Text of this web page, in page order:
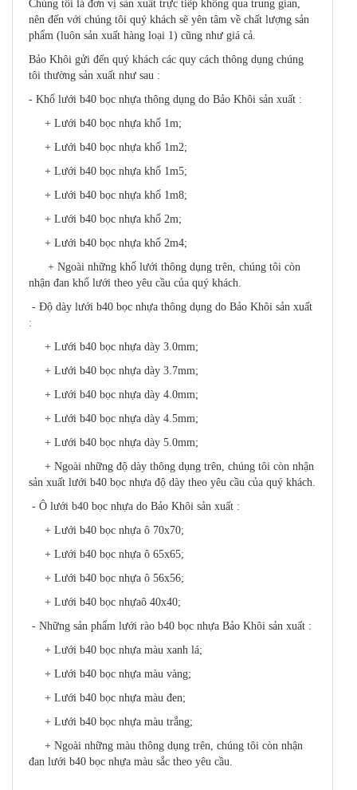
Chúng tôi là đơn vị sản xuất trực tiếp không qua trung gian,
nên đến với chúng tôi quý khách sẽ yên tâm về chất lượng sản
phẩm (luôn sản xuất hàng loại 1) cũng như giá cả.
Bảo Khôi gửi đến quý khách các quy cách thông dụng chúng
tôi thường sản xuất như sau :
- Khổ lưới b40 bọc nhựa thông dụng do Bảo Khôi sản xuất :
+ Lưới b40 bọc nhựa khổ 1m;
+ Lưới b40 bọc nhựa khổ 1m2;
+ Lưới b40 bọc nhựa khổ 1m5;
+ Lưới b40 bọc nhựa khổ 1m8;
+ Lưới b40 bọc nhựa khổ 2m;
+ Lưới b40 bọc nhựa khổ 2m4;
+ Ngoài những khổ lưới thông dụng trên, chúng tôi còn
nhận đan khổ lưới theo yêu cầu của quý khách.
- Độ dày lưới b40 bọc nhựa thông dụng do Bảo Khôi sản xuất
:
+ Lưới b40 bọc nhựa dày 3.0mm;
+ Lưới b40 bọc nhựa dày 3.7mm;
+ Lưới b40 bọc nhựa dày 4.0mm;
+ Lưới b40 bọc nhựa dày 4.5mm;
+ Lưới b40 bọc nhựa dày 5.0mm;
+ Ngoài những độ dày thông dụng trên, chúng tôi còn nhận
sản xuất lưới b40 bọc nhựa độ dày theo yêu cầu của quý khách.
- Ô lưới b40 bọc nhựa do Bảo Khôi sản xuất :
+ Lưới b40 bọc nhựa ô 70x70;
+ Lưới b40 bọc nhựa ô 65x65;
+ Lưới b40 bọc nhựa ô 56x56;
+ Lưới b40 bọc nhựaô 40x40;
- Những sản phẩm lưới rào b40 bọc nhựa Bảo Khôi sản xuất :
+ Lưới b40 bọc nhựa màu xanh lá;
+ Lưới b40 bọc nhựa màu vàng;
+ Lưới b40 bọc nhựa màu đen;
+ Lưới b40 bọc nhựa màu trắng;
+ Ngoài những màu thông dụng trên, chúng tôi còn nhận
đan lưới b40 bọc nhựa màu sắc theo yêu cầu.